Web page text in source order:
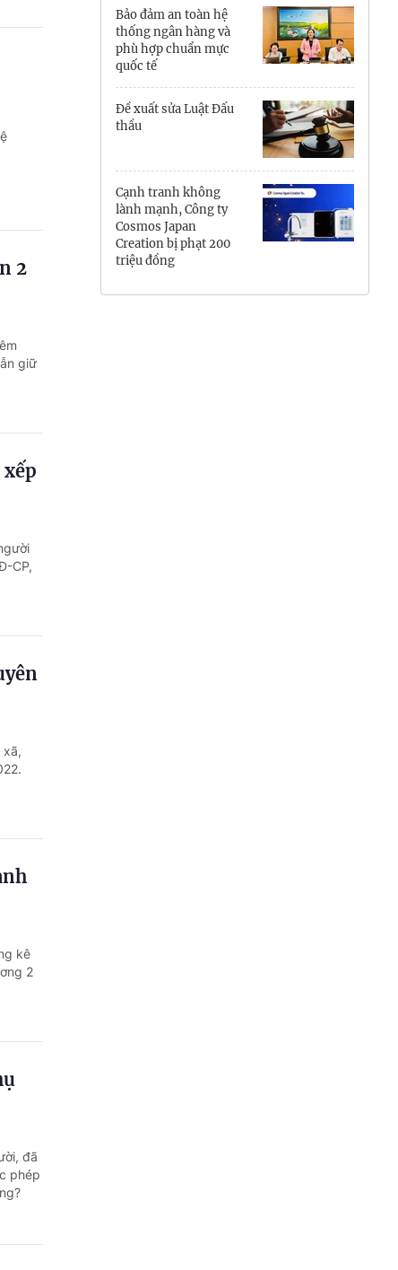
Hà Nội
Hồ Chí Minh
Hải Phòng
Khánh Hòa
Lai Châu
2
giữ
CP,
xã,
kê
2
đã
phép
Bảo đảm an toàn hệ
thống ngân hàng và
phù hợp chuẩn mực
quốc tế
Đề xuất sửa Luật Đấu
thầu
Cạnh tranh không
lành mạnh, Công ty
Cosmos Japan
Creation bị phạt 200
triệu đồng